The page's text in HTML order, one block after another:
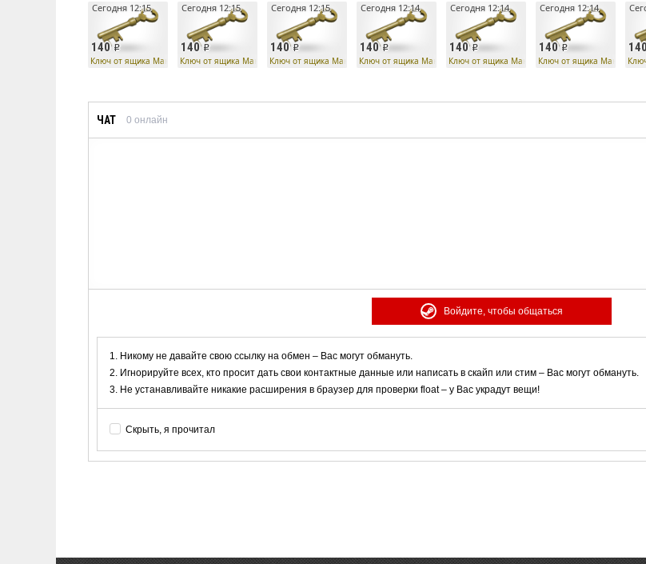
140
Сегодня 12:15
Ключ от ящика Манн Ко
140
Сегодня 12:15
Ключ от ящика Манн Ко
140
Сегодня 12:15
Ключ от ящика Манн Ко
140
Сегодня 12:14
Ключ от ящика Манн Ко
140
Сегодня 12:14
Ключ от ящика Манн Ко
140
Сегодня 12:14
Ключ от ящика Манн Ко
ЧАТ 0 онлайн
Войдите, чтобы общаться
Никому не давайте свою ссылку на обмен – Вас могут обмануть.
Игнорируйте всех, кто просит дать свои контактные данные или написать в скайп или стим – Вас могут обмануть.
Не устанавливайте никакие расширения в браузер для проверки float – у Вас украдут вещи!
Скрыть, я прочитал